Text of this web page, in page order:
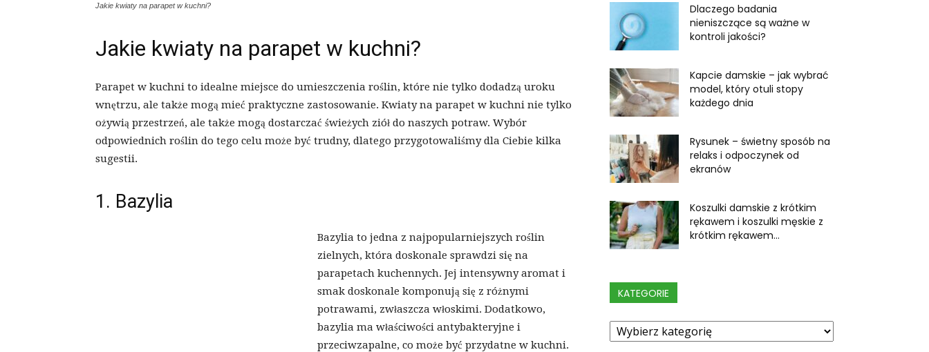
Jakie kwiaty na parapet w kuchni?
Jakie kwiaty na parapet w kuchni?
Parapet w kuchni to idealne miejsce do umieszczenia roślin, które nie tylko dodadzą uroku
wnętrzu, ale także mogą mieć praktyczne zastosowanie. Kwiaty na parapet w kuchni nie tylko
ożywią przestrzeń, ale także mogą dostarczać świeżych ziół do naszych potraw. Wybór
odpowiednich roślin do tego celu może być trudny, dlatego przygotowaliśmy dla Ciebie kilka
sugestii.
1. Bazylia
Bazylia to jedna z najpopularniejszych roślin
zielnych, która doskonale sprawdzi się na
parapetach kuchennych. Jej intensywny aromat i
smak doskonale komponują się z różnymi
potrawami, zwłaszcza włoskimi. Dodatkowo,
bazylia ma właściwości antybakteryjne i
przeciwzapalne, co może być przydatne w kuchni.
Dlaczego badania
nieniszczące są ważne w
kontroli jakości?
Kapcie damskie – jak wybrać
model, który otuli stopy
każdego dnia
Rysunek – świetny sposób na
relaks i odpoczynek od
ekranów
Koszulki damskie z krótkim
rękawem i koszulki męskie z
krótkim rękawem...
KATEGORIE
Kategorie